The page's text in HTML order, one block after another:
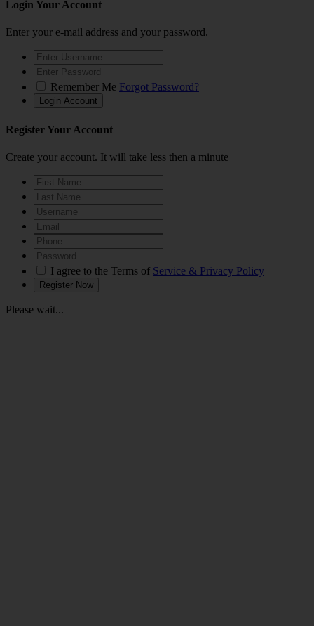
Login Your Account
Enter your e-mail address and your password.
Remember Me Forgot Password?
Register Your Account
Create your account. It will take less then a minute
I agree to the Terms of Service & Privacy Policy
Please wait...